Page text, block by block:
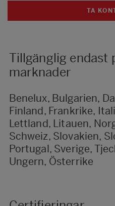
TA
Tillgänglig endast
marknader
Benelux, Bulgarien,
Finland, Frankrike,
Lettland, Litauen,
Schweiz, Slovakien,
Portugal, Sverige,
Ungern, Österrike